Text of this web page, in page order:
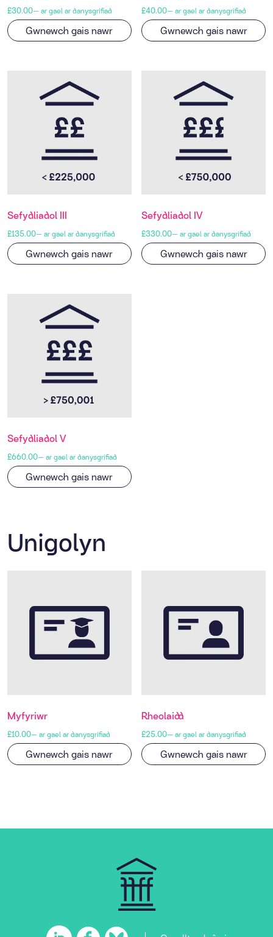
£30.00—ar gael ar danysgrifiad
Gwnewch gais nawr
£40.00—ar gael ar danysgrifiad
Gwnewch gais nawr
Sefydliadol III
£135.00—ar gael ar danysgrifiad
Gwnewch gais nawr
Sefydliadol IV
£330.00—ar gael ar danysgrifiad
Gwnewch gais nawr
Sefydliadol V
£660.00—ar gael ar danysgrifiad
Gwnewch gais nawr
Unigolyn
Myfyriwr
£10.00—ar gael ar danysgrifiad
Gwnewch gais nawr
Rheolaidd
£25.00—ar gael ar danysgrifiad
Gwnewch gais nawr